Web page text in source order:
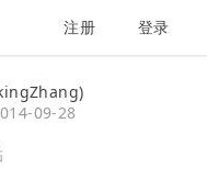
注册 登录
09-28